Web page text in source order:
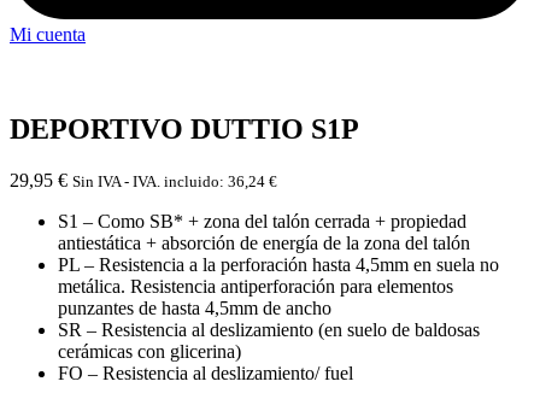
Mi cuenta
DEPORTIVO DUTTIO S1P
29,95 € Sin IVA - IVA. incluido: 36,24 €
S1 – Como SB* + zona del talón cerrada + propiedad
antiestática + absorción de energía de la zona del talón
PL – Resistencia a la perforación hasta 4,5mm en suela no
metálica. Resistencia antiperforación para elementos
punzantes de hasta 4,5mm de ancho
SR – Resistencia al deslizamiento (en suelo de baldosas
cerámicas con glicerina)
FO – Resistencia al deslizamiento/ fuel